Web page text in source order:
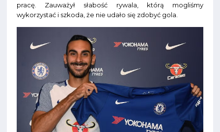
pracę. Zauważył słabość rywala, którą mogliśmy
wykorzystać i szkoda, że nie udało się zdobyć gola.